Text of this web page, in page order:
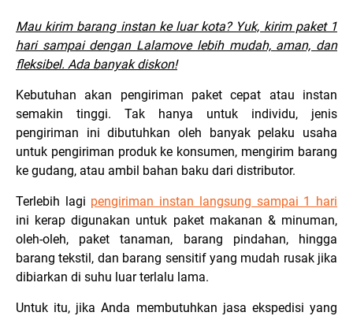
Mau kirim barang instan ke luar kota? Yuk, kirim paket 1
hari sampai dengan Lalamove lebih mudah, aman, dan
fleksibel. Ada banyak diskon!
Kebutuhan akan pengiriman paket cepat atau instan
semakin tinggi. Tak hanya untuk individu, jenis
pengiriman ini dibutuhkan oleh banyak pelaku usaha
untuk pengiriman produk ke konsumen, mengirim barang
ke gudang, atau ambil bahan baku dari distributor.
Terlebih lagi pengiriman instan langsung sampai 1 hari
ini kerap digunakan untuk paket makanan & minuman,
oleh-oleh, paket tanaman, barang pindahan, hingga
barang tekstil, dan barang sensitif yang mudah rusak jika
dibiarkan di suhu luar terlalu lama.
Untuk itu, jika Anda membutuhkan jasa ekspedisi yang